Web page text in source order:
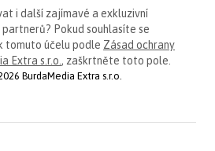
i další zajímavé a exkluzivní
Pokud souhlasíte se
tomuto účelu podle Zásad ochrany
Extra s.r.o., zaškrtněte toto pole.
BurdaMedia Extra s.r.o.